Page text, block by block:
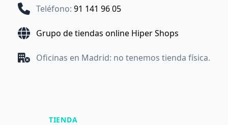
Teléfono: 91 141 96 05
Grupo de tiendas online Hiper Shops
Oficinas en Madrid: no tenemos tienda física.
TIENDA